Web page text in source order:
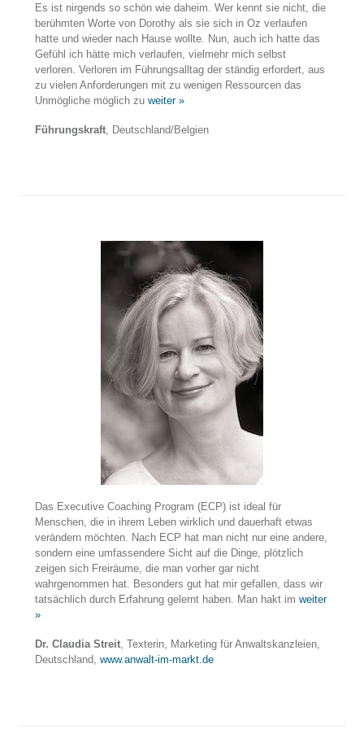
Es ist nirgends so schön wie daheim. Wer kennt sie nicht, die
berühmten Worte von Dorothy als sie sich in Oz verlaufen
hatte und wieder nach Hause wollte. Nun, auch ich hatte das
Gefühl ich hätte mich verlaufen, vielmehr mich selbst
verloren. Verloren im Führungsalltag der ständig erfordert, aus
zu vielen Anforderungen mit zu wenigen Ressourcen das
Unmögliche möglich zuweiter »
Führungskraft, Deutschland/Belgien
Das Executive Coaching Program (ECP) ist ideal für
Menschen, die in ihrem Leben wirklich und dauerhaft etwas
verändern möchten. Nach ECP hat man nicht nur eine andere,
sondern eine umfassendere Sicht auf die Dinge, plötzlich
zeigen sich Freiräume, die man vorher gar nicht
wahrgenommen hat. Besonders gut hat mir gefallen, dass wir
tatsächlich durch Erfahrung gelernt haben. Man hakt im weiter
»
Dr. Claudia Streit, Texterin, Marketing für Anwaltskanzleien,
Deutschland, www.anwalt-im-markt.de